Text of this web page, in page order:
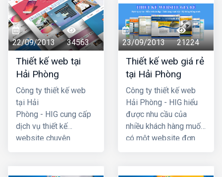
22/09/2013 34563
Thiết kế web tại
Hải Phòng
Công ty thiết kế web
tại Hải
Phòng - HIG cung cấp
dịch vụ thiết kế
website chuyên
kế web hợp lý, giá cả
23/09/2013 21224
Thiết kế web giá rẻ
tại Hải Phòng
Công ty thiết kế web
Hải Phòng - HIG hiểu
được nhu cầu của
nhiều khách hàng muốn
có một website đơn
đưa ra chương trình